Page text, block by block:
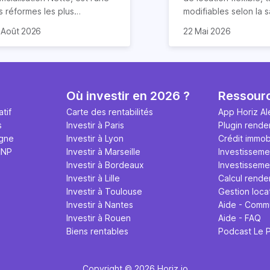
réformes les plus
prochaines décennies. Il
la construction, et par
mal documentés en ligne.
se
si bien que beaucoup
qui, à ce jour, n'existe
Voici le point à jour d'août
2026
modifiables selon la
d’impayés de
comporte de
également un
surtout si vous
via Airbnb.
appartement sera
rendement locatif
fonction de
taux d’occupation,
d’exploitation et
gestion. Les détails
22 Mai 2026
Où investir en 2026 ?
Carte des rentabilités
Investir à Paris
Investir à Lyon
Investir à Marseille
Investir à Bordeaux
Investir à Lille
Investir à Toulouse
Investir à Nantes
Investir à Rouen
Biens rentables
App Horiz
Plugin
Crédit
Calcul
Gestion
Aide -
Aide - FAQ
Podcast Le